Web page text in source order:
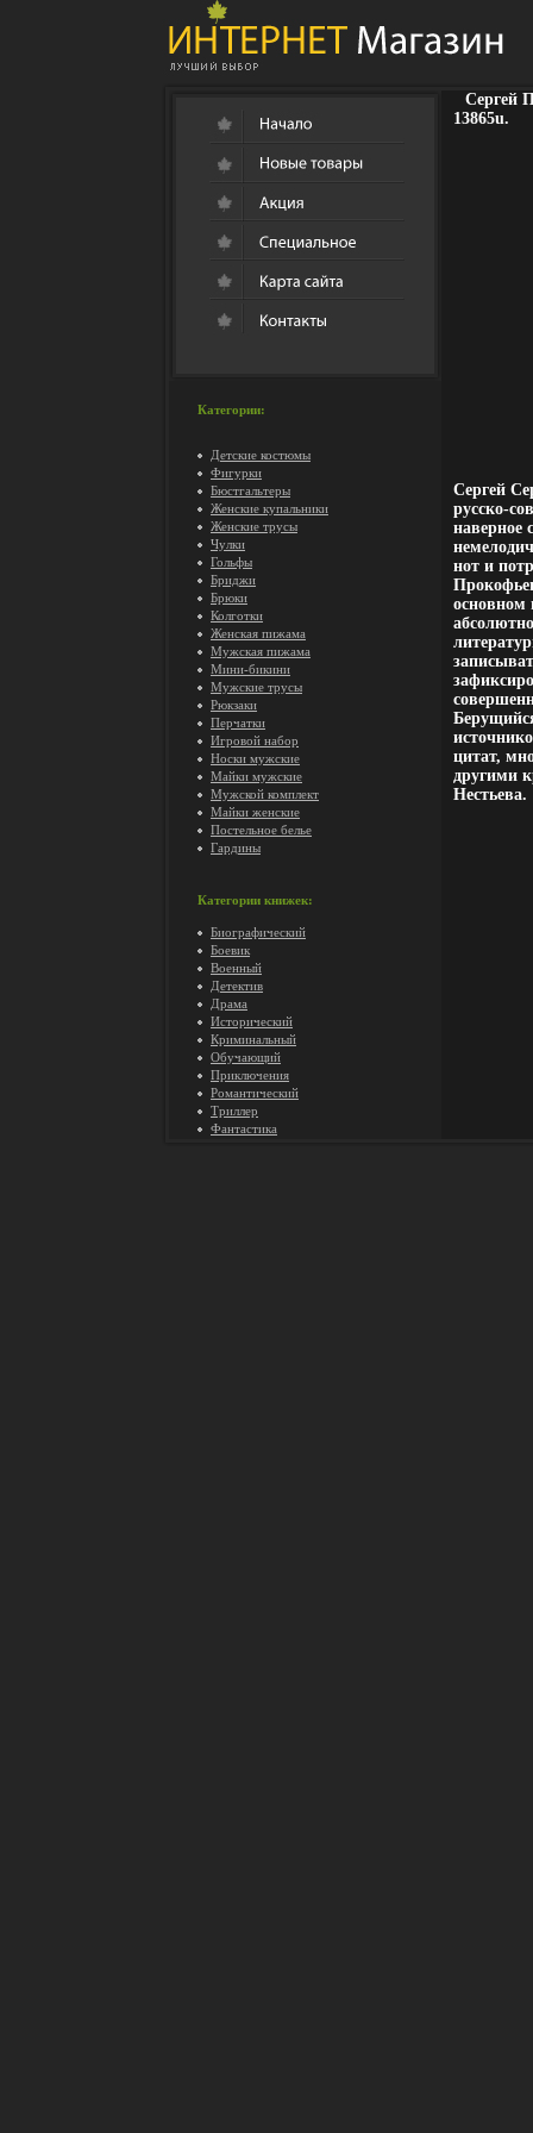
Категории:
Детские костюмы
Фигурки
Бюстгальтеры
Женские купальники
Женские трусы
Чулки
Гольфы
Бриджи
Брюки
Колготки
Женская пижама
Мужская пижама
Мини-бикини
Мужские трусы
Рюкзаки
Перчатки
Игровой набор
Носки мужские
Майки мужские
Мужской комплект
Майки женские
Постельное белье
Гардины
Категории книжек:
Биографический
Боевик
Военный
Детектив
Драма
Исторический
Криминальный
Обучающий
Приключения
Романтический
Триллер
Фантастика
Сергей
13865u.
Сергей
русско-
наверное
нот и
основном
цитат,
другими
Нестьева.